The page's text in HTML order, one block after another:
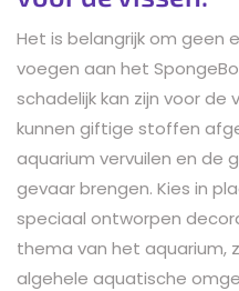
Het is belangrijk om geen
voegen aan het
schadelijk kan zijn voor de
kunnen giftige stoffen
aquarium vervuilen en de
gevaar brengen. Kies in
speciaal ontworpen
thema van het aquarium,
algehele aquatische